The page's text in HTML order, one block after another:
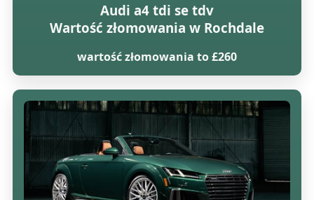
Audi a4 tdi se tdv
Wartość złomowania w Rochdale
wartość złomowania to £260